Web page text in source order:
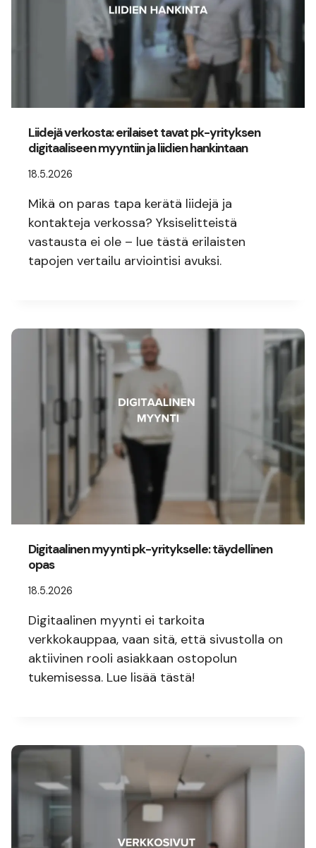
Liidejä verkosta: erilaiset tavat pk-yrityksen
digitaaliseen myyntiin ja liidien hankintaan
18.5.2026
Mikä on paras tapa kerätä liidejä ja
kontakteja verkossa? Yksiselitteistä
vastausta ei ole – lue tästä erilaisten
tapojen vertailu arviointisi avuksi.
Digitaalinen myynti pk-yritykselle: täydellinen
opas
18.5.2026
Digitaalinen myynti ei tarkoita
verkkokauppaa, vaan sitä, että sivustolla on
aktiivinen rooli asiakkaan ostopolun
tukemisessa. Lue lisää tästä!